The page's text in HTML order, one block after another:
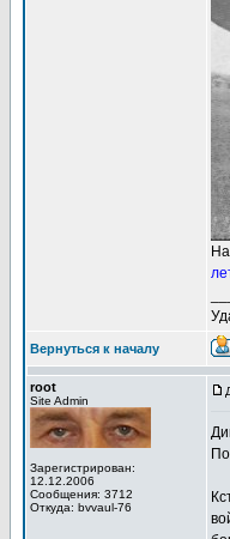
Вернуться к началу
root
Site Admin
Зарегистрирован:
12.12.2006
Сообщения: 3712
Откуда: bvvaul-76